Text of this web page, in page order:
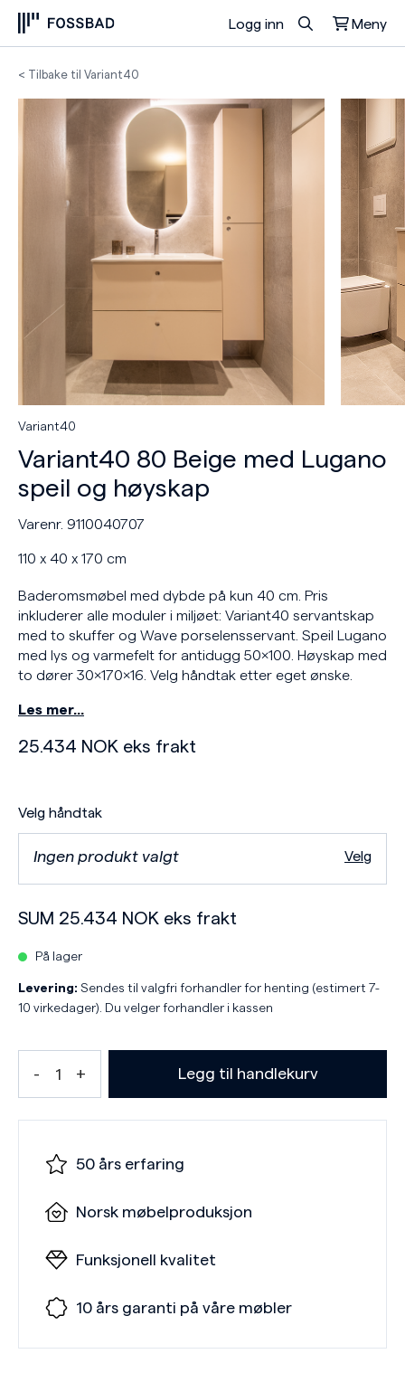
Logg inn Meny
Du har ingen produkter i handlekurven.
< Tilbake til Variant40
Variant40
Variant40 80 Beige med Lugano
speil og høyskap
Varenr. 9110040707
110 x 40 x 170 cm
Baderomsmøbel med dybde på kun 40 cm. Pris
inkluderer alle moduler i miljøet: Variant40 servantskap
med to skuffer og Wave porselensservant. Speil Lugano
med lys og varmefelt for antidugg 50x100. Høyskap med
to dører 30x170x16. Velg håndtak etter eget ønske.
Les mer…
25.434 NOK eks frakt
Velg håndtak
Ingen produkt valgt Velg
SUM 25.434 NOK eks frakt
På lager
Levering: Sendes til valgfri forhandler for henting (estimert 7-
10 virkedager). Du velger forhandler i kassen
Legg til handlekurv
50 års erfaring
Norsk møbelproduksjon
Funksjonell kvalitet
10 års garanti på våre møbler